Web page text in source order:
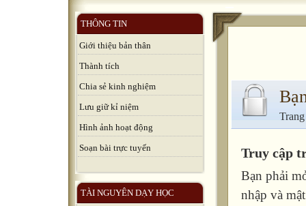
THÔNG TIN
Giới thiệu bản thân
Thành tích
Chia sẻ kinh nghiệm
Lưu giữ kỉ niệm
Hình ảnh hoạt động
Soạn bài trực tuyến
TÀI NGUYÊN DẠY HỌC
Truy cập
Bạn phải
nhập và